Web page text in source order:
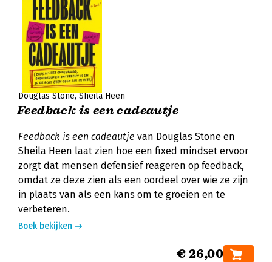
Douglas Stone Sheila Heen
Feedback is een cadeautje
Feedback is een cadeautje van Douglas Stone en
Sheila Heen laat zien hoe een fixed mindset ervoor
zorgt dat mensen defensief reageren op feedback,
omdat ze deze zien als een oordeel over wie ze zijn
in plaats van als een kans om te groeien en te
verbeteren.
Boek bekijken
€ 26,00